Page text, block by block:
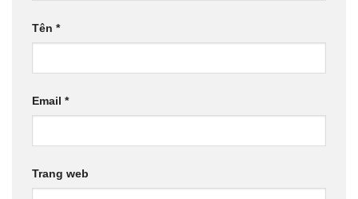
Tên *
Email *
Trang web